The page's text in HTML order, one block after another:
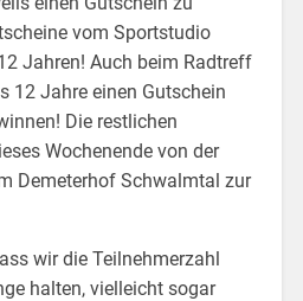
vom Sportstudio
Jahren! Auch beim Radtreff
12 Jahre einen Gutschein
Die restlichen
Wochenende von der
Demeterhof Schwalmtal zur
wir die Teilnehmerzahl
halten, vielleicht sogar